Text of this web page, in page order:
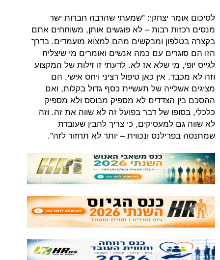
יצחקי: "שמעתי שהרבה חברות ישר
רבות – לא פוגשים אותן, משוחחים אתם
ומבקשים מהם למצוא מועמדים. בדרך
עם כמה אנשים ואומרים מי שיצליח
מי שלא אז לא. לדעתי זו זילות של המקצוע
אין כאן טיפול רציני ויחס אישי, הם
של תעשיית כסף גדול בקלות, ואם
הצדדים לא מספיק מבוסס ולא מספיק
של דבר בפועל זה לא שווה את זה. וזה
למעסיקים, כי צריך להבין שעובדת
ונכווית – יותר לא תחזור לזה".